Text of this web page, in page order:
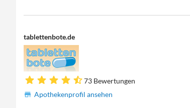
tablettenbote.de
73 Bewertungen
Apothekenprofil ansehen